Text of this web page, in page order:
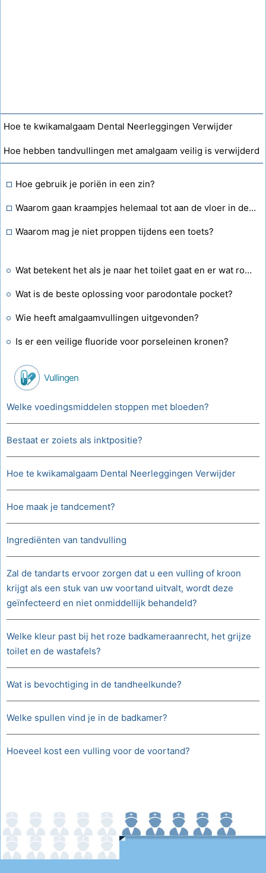
Hoe te kwikamalgaam Dental Neerleggingen Verwijder
Hoe hebben tandvullingen met amalgaam veilig is verwijderd
Hoe gebruik je poriën in een zin?
Waarom gaan kraampjes helemaal tot aan de vloer in de badkamer?
Waarom mag je niet proppen tijdens een toets?
Wat betekent het als je naar het toilet gaat en er wat rood op het toiletpapier zit, maar er tussen de menstruaties nooit vlekken of bloedingen zijn?
Wat is de beste oplossing voor parodontale pocket?
Wie heeft amalgaamvullingen uitgevonden?
Is er een veilige fluoride voor porseleinen kronen?
Vullingen
Welke voedingsmiddelen stoppen met bloeden?
Bestaat er zoiets als inktpositie?
Hoe te kwikamalgaam Dental Neerleggingen Verwijder
Hoe maak je tandcement?
Ingrediënten van tandvulling
Zal de tandarts ervoor zorgen dat u een vulling of kroon
krijgt als een stuk van uw voortand uitvalt, wordt deze
geïnfecteerd en niet onmiddellijk behandeld?
Welke kleur past bij het roze badkameraanrecht, het grijze
toilet en de wastafels?
Wat is bevochtiging in de tandheelkunde?
Welke spullen vind je in de badkamer?
Hoeveel kost een vulling voor de voortand?